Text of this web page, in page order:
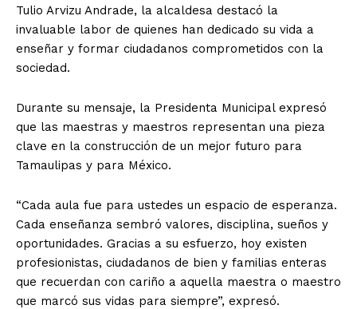
Tulio Arvizu Andrade, la alcaldesa destacó la
invaluable labor de quienes han dedicado su vida a
enseñar y formar ciudadanos comprometidos con la
sociedad.
Durante su mensaje, la Presidenta Municipal expresó
que las maestras y maestros representan una pieza
clave en la construcción de un mejor futuro para
Tamaulipas y para México.
“Cada aula fue para ustedes un espacio de esperanza.
Cada enseñanza sembró valores, disciplina, sueños y
oportunidades. Gracias a su esfuerzo, hoy existen
profesionistas, ciudadanos de bien y familias enteras
que recuerdan con cariño a aquella maestra o maestro
que marcó sus vidas para siempre”, expresó.